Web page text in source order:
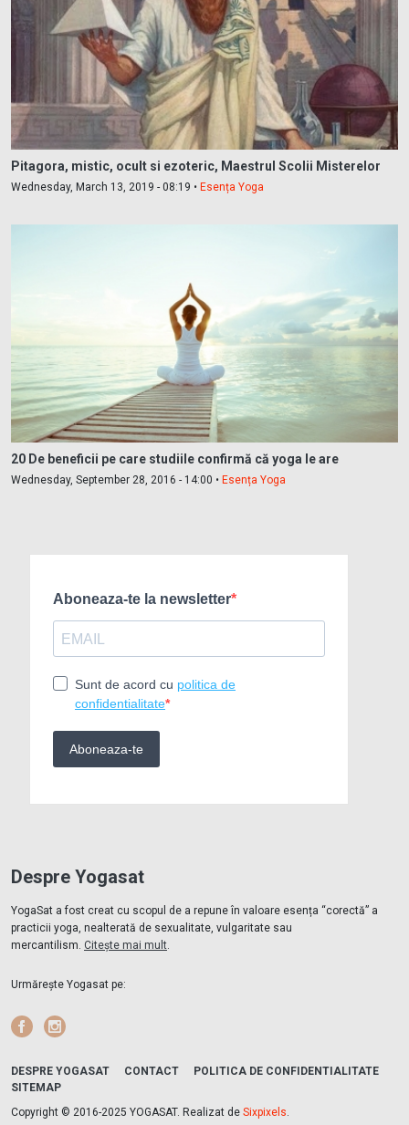
Pitagora, mistic, ocult si ezoteric, Maestrul Scolii Misterelor
Wednesday, March 13, 2019 - 08:19 • Esența Yoga
20 De beneficii pe care studiile confirmă că yoga le are
Wednesday, September 28, 2016 - 14:00 • Esența Yoga
Despre Yogasat
YogaSat a fost creat cu scopul de a repune în valoare esența “corectă” a
practicii yoga, nealterată de sexualitate, vulgaritate sau
mercantilism. Citește mai mult
Urmărește Yogasat pe:
Facebook
DESPRE YOGASAT CONTACT
POLITICA DE CONFIDENTIALITATE
SITEMAP
Copyright © 2016-2025 YOGASAT. Realizat de Sixpixels